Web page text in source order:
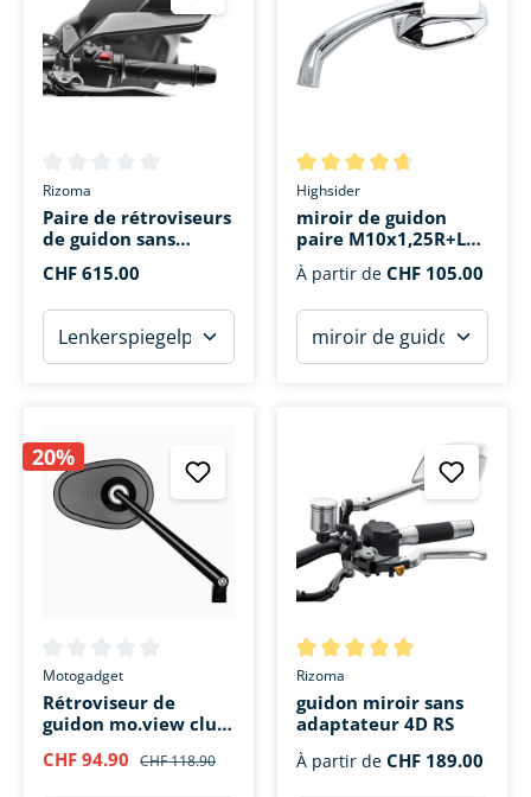
Note moyenne de 0 sur 5 étoiles
Rizoma
Paire de rétroviseurs
de guidon sans
Naked BSN140
CHF 615.00
Note moyenne de 4.8 sur 5
Highsider
miroir de guidon
paire M10x1,25R+L
Victory M alu
À partir de CHF 105.00
20%
Note moyenne de 0 sur 5 étoiles
Motogadget
Rétroviseur de
guidon mo.view club
CHF 94.90 CHF 118.90
Note moyenne de 5 sur 5
Rizoma
guidon miroir sans
adaptateur 4D RS
À partir de CHF 189.00